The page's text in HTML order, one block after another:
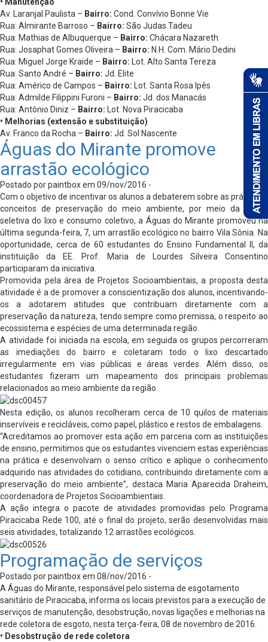
Av. Laranjal Paulista – Bairro: Cond. Convívio Bonne Vie
Rua: Almirante Barroso – Bairro: São Judas Tadeu
Rua: Mathias de Albuquerque – Bairro: Chácara Nazareth
Rua: Josaphat Gomes Oliveira – Bairro: N.H. Com. Mário Dedini
Rua: Miguel Jorge Kraide – Bairro: Lot. Alto Santa Tereza
Rua: Santo André – Bairro: Jd. Elite
Rua: Américo de Campos – Bairro: Lot. Santa Rosa Ipês
Rua: Admilde Filippini Furoni – Bairro: Jd. dos Manacás
Rua: Antônio Diniz – Bairro: Lot. Nova Piracicaba
• Melhorias (extensão e substituição)
Av. Franco da Rocha – Bairro: Jd. Sol Nascente
Águas do Mirante promove
arrastão ecológico
Postado por paintbox em 09/nov/2016 -
Com o objetivo de incentivar os alunos a debaterem sobre as práticas e
conceitos de preservação do meio ambiente, por meio da coleta
seletiva do lixo e consumo coletivo, a Águas do Mirante promoveu na
última segunda-feira, 7, um arrastão ecológico no bairro Vila Sônia. Na
oportunidade, cerca de 60 estudantes do Ensino Fundamental II, da
instituição da EE. Prof. Maria de Lourdes Silveira Consentino
participaram da iniciativa.
Promovida pela área de Projetos Socioambientais, a proposta desta
atividade é a de promover a conscientização dos alunos, incentivando-
os a adotarem atitudes que contribuam diretamente com a
preservação da natureza, tendo sempre como premissa, o respeito ao
ecossistema e espécies de uma determinada região.
A atividade foi iniciada na escola, em seguida os grupos percorreram
as imediações do bairro e coletaram todo o lixo descartado
irregularmente em vias públicas e áreas verdes. Além disso, os
estudantes fizeram um mapeamento dos principais problemas
relacionados ao meio ambiente da região.
Nesta edição, os alunos recolheram cerca de 10 quilos de materiais
inservíveis e recicláveis, como papel, plástico e restos de embalagens.
“Acreditamos ao promover esta ação em parceria com as instituições
de ensino, permitimos que os estudantes vivenciem estas experiências
na prática e desenvolvam o senso crítico e aplique o conhecimento
adquirido nas atividades do cotidiano, contribuindo diretamente com a
preservação do meio ambiente”, destaca Maria Aparecida Draheim,
coordenadora de Projetos Socioambientais.
A ação integra o pacote de atividades promovidas pelo Programa
Piracicaba Rede 100, até o final do projeto, serão desenvolvidas mais
seis atividades, totalizando 12 arrastões ecológicos.
Programação de serviços
Postado por paintbox em 08/nov/2016 -
A Águas do Mirante, responsável pelo sistema de esgotamento
sanitário de Piracicaba, informa os locais previstos para a execução de
serviços de manutenção, desobstrução, novas ligações e melhorias na
rede coletora de esgoto, nesta terça-feira, 08 de novembro de 2016.
• Desobstrução de rede coletora